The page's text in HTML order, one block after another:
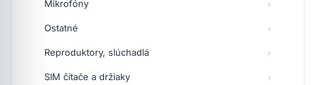
Mikrofóny
Ostatné
Reproduktory, slúchadlá
SIM čítače a držiaky